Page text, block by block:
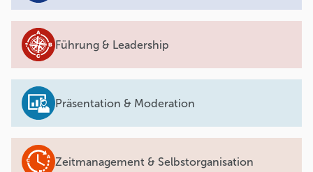
Führung & Leadership
Präsentation & Moderation
Zeitmanagement & Selbstorganisation